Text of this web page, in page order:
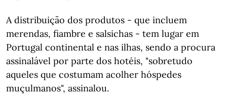
A distribuição dos produtos - que incluem
merendas, fiambre e salsichas - tem lugar em
Portugal continental e nas ilhas, sendo a procura
assinalável por parte dos hotéis, "sobretudo
aqueles que costumam acolher hóspedes
muçulmanos", assinalou.